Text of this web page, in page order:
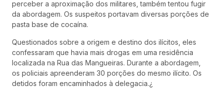
perceber a aproximação dos militares, também tentou fugir
da abordagem. Os suspeitos portavam diversas porções de
pasta base de cocaína.
Questionados sobre a origem e destino dos ilícitos, eles
confessaram que havia mais drogas em uma residência
localizada na Rua das Mangueiras. Durante a abordagem,
os policiais apreenderam 30 porções do mesmo ilícito. Os
detidos foram encaminhados à delegacia.¿